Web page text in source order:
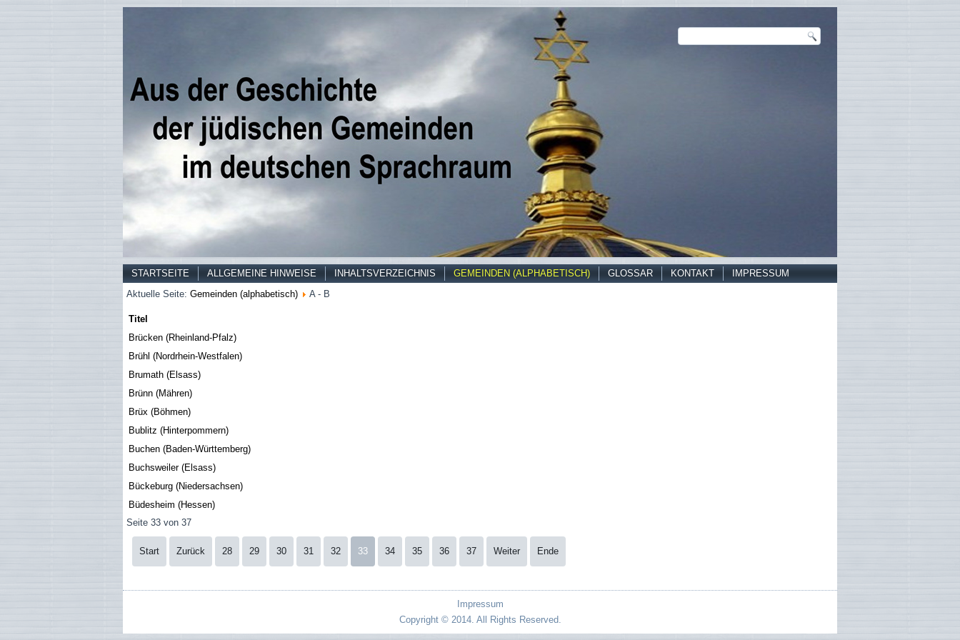
STARTSEITE ALLGEMEINE HINWEISE INHALTSVERZEICHNIS GEMEINDEN (ALPHABETISCH) GLOSSAR KONTAKT
IMPRESSUM
Aktuelle Seite: Gemeinden (alphabetisch) A - B
Titel
Brücken (Rheinland-Pfalz)
Brühl (Nordrhein-Westfalen)
Brumath (Elsass)
Brünn (Mähren)
Brüx (Böhmen)
Bublitz (Hinterpommern)
Buchen (Baden-Württemberg)
Buchsweiler (Elsass)
Bückeburg (Niedersachsen)
Büdesheim (Hessen)
Seite 33 von 37
Start Zurück 28 29 30 31 32 33 34 35 36 37 Weiter Ende
Impressum
Copyright © 2014. All Rights Reserved.